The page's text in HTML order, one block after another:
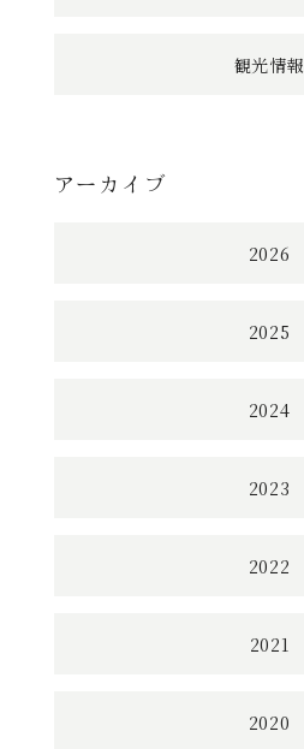
観光情報
アーカイブ
2026
2025
2024
2023
2022
2021
2020